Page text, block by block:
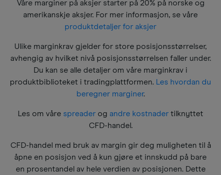
Våre marginer på aksjer starter på 20% på norske og
amerikanskje aksjer. For mer informasjon, se våre
produktdetaljer for aksjer
Ulike marginkrav gjelder for store posisjonsstørrelser,
avhengig av hvilket nivå posisjonsstørrelsen faller under.
Du kan se alle detaljer om våre marginkrav i
produktbiblioteket i tradingplattformen.
Les hvordan du
beregner marginer.
Les om våre spreader og andre kostnader tilknyttet
CFD-handel.
CFD-handel med bruk av margin gir deg muligheten til å
åpne en posisjon ved å kun gjøre et innskudd på bare
en prosentandel av hele verdien av posisjonen. Dette